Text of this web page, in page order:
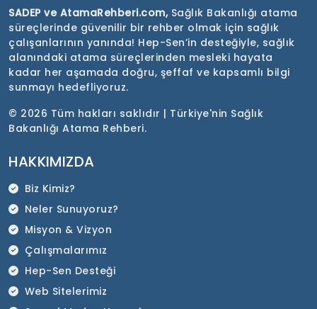
SADEP ve AtamaRehberi.com, Sağlık Bakanlığı atama
süreçlerinde güvenilir bir rehber olmak için sağlık
çalışanlarının yanında! Hep-Sen’in desteğiyle, sağlık
alanındaki atama süreçlerinden mesleki hayata
kadar her aşamada doğru, şeffaf ve kapsamlı bilgi
sunmayı hedefliyoruz.
© 2026 Tüm hakları saklıdır | Türkiye'nin Sağlık
Bakanlığı Atama Rehberi.
HAKKIMIZDA
Biz Kimiz?
Neler Sunuyoruz?
Misyon & Vizyon
Çalışmalarımız
Hep-Sen Desteği
Web Sitelerimiz